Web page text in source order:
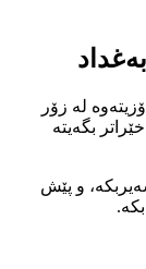
لە زۆر
بگەیتە
و پێش